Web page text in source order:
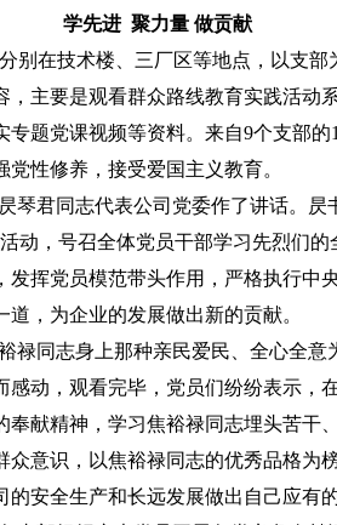
学先进 聚力量 做贡献
别在技术楼、三厂区等地点，以支部
，主要是观看群众路线教育实践活
专题党课视频等资料。来自9个支部的
性修养，接受爱国主义教育。
琴君同志代表公司党委作了讲话。昃
动，号召全体党员干部学习先烈们
挥党员模范带头作用，严格执行中
，为企业的发展做出新的贡献。
禄同志身上那种亲民爱民、全心全意
感动，观看完毕，党员们纷纷表示，
奉献精神，学习焦裕禄同志埋头苦干
众意识，以焦裕禄同志的优秀品格为
安全生产和长远发展做出自己应有的